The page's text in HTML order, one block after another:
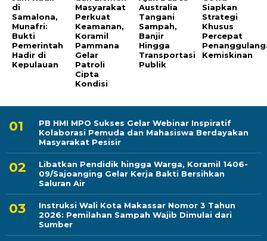
di
Samalona,
Munafri:
Bukti
Pemerintah
Hadir di
Kepulauan
Masyarakat
Perkuat
Keamanan,
Koramil
Pammana
Gelar
Patroli
Cipta
Kondisi
Australia
Tangani
Sampah,
Banjir
Hingga
Transportasi
Publik
Siapkan
Strategi
Khusus
Percepat
Kemiskinan
PB HMI MPO Sukses Gelar Webinar Inspiratif
Kolaborasi Pemuda dan Mahasiswa Berdayakan
Masyarakat Pesisir
Libatkan Pendidik hingga Warga, Koramil 1406-
09/Sajoanging Gelar Kerja Bakti Bersihkan
Saluran Air
Instruksi Wali Kota Makassar Nomor 3 Tahun
2026: Pemilahan Sampah Wajib Dimulai dari
Sumber